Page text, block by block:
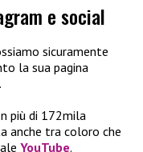
e social
sicuramente
la sua pagina
più di 172mila
anche tra coloro che
YouTube.